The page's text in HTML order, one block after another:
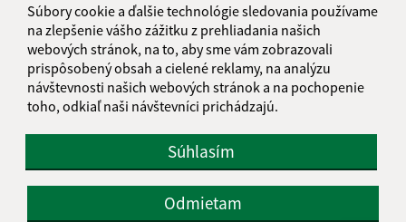
Súbory cookie a ďalšie technológie sledovania používame
na zlepšenie vášho zážitku z prehliadania našich
webových stránok, na to, aby sme vám zobrazovali
prispôsobený obsah a cielené reklamy, na analýzu
návštevnosti našich webových stránok a na pochopenie
toho, odkiaľ naši návštevníci prichádzajú.
Súhlasím
Odmietam